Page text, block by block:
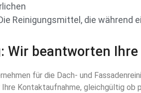
Reinigungsmittel, die
Wir beantworten Ihre
für die Dach- und
Kontaktaufnahme, gleichgültig